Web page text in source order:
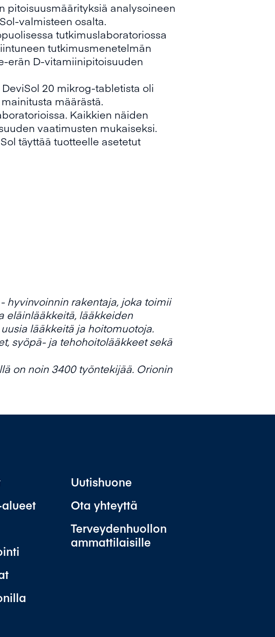
pitoisuusmäärityksiä analysoineen
valmisteen osalta.
tutkimuslaboratoriossa
tutkimusmenetelmän
erän D-vitamiinipitoisuuden
20 mikrog-tabletista oli
määrästä.
Kaikkien näiden
vaatimusten mukaiseksi.
täyttää tuotteelle asetetut
hyvinvoinnin rakentaja, joka toimii
eläinlääkkeitä, lääkkeiden
lääkkeitä ja hoitomuotoja.
syöpä- ja tehohoitolääkkeet sekä
on noin 3400 työntekijää. Orionin
Uutishuone
Ota yhteyttä
Terveydenhuollon
ammattilaisille